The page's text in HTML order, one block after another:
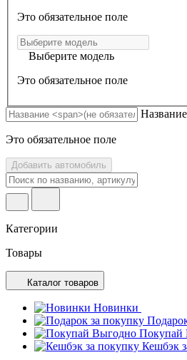
Это обязательное поле
Выберите модель
Это обязательное поле
Название
Это обязательное поле
Добавить автомобиль
Категории
Товары
Каталог товаров
Новинки
Покупай
Кешбэк